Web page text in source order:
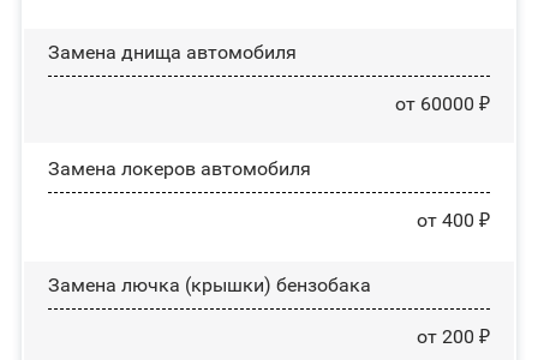
Замена днища автомобиля
от 60000 ₽
Замена лoĸepoв автомобиля
от 400 ₽
Замена лючка (крышки) бензобака
от 200 ₽